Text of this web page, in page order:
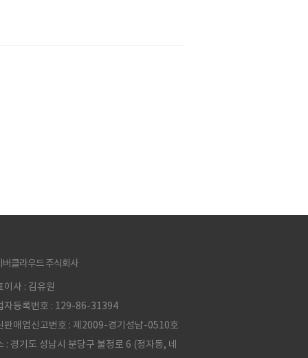
버클라우드 주식회사
이사 : 김유원
자등록번호 : 129-86-31394
판매업신고번호 : 제2009-경기성남-0510호
: 경기도 성남시 분당구 불정로 6 (정자동, 네